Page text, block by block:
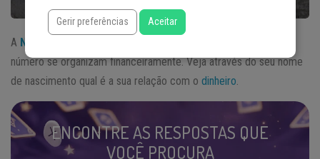
A Numerologia
número se organizam financeiramente. Veja através do seu nome
de nascimento qual é a sua relação com o dinheiro
ENCONTRE AS RESPOSTAS QUE
VOCÊ PROCURA
Gerir preferências Aceitar